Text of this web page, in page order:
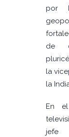
por
de
la
la
En
jefe